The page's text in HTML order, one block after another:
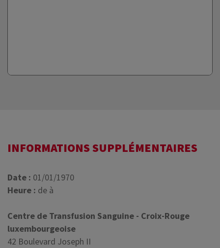
INFORMATIONS SUPPLÉMENTAIRES
Date : 01/01/1970
Heure : de à
Centre de Transfusion Sanguine - Croix-Rouge
luxembourgeoise
42 Boulevard Joseph II